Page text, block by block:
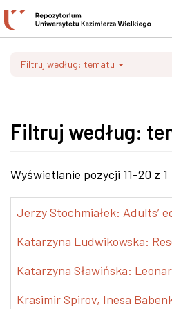
Filtruj według: tematu
Filtruj według:
Wyświetlanie pozycji 11-20 z 1
Jerzy Stochmiałek: Adults’
Katarzyna Ludwikowska:
Katarzyna Sławińska:
Krasimir Spirov, Inesa